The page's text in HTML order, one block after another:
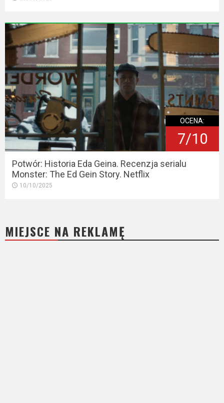
OCENA:
7/10
Potwór: Historia Eda Geina. Recenzja serialu
Monster: The Ed Gein Story. Netflix
10/10/2025
MIEJSCE NA REKLAMĘ